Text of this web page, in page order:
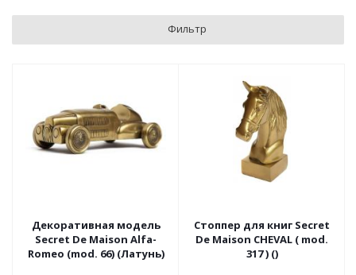
Фильтр
Декоративная модель
Secret De Maison Alfa-
Romeo (mod. 66) (Латунь)
Стоппер для книг Secret
De Maison CHEVAL ( mod.
317 ) ()